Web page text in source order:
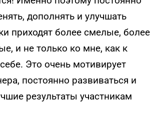
дополнять и улучшать
приходят более смелые, более
и не только ко мне, как к
Это очень мотивирует
постоянно развиваться и
результаты участникам